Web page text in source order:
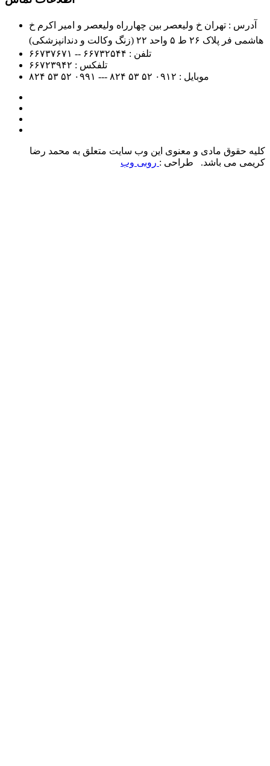
آدرس : تهران خ ولیعصر بین چهارراه ولیعصر و امیر اکرم خ
هاشمی فر پلاک ۲۶ ط ۵ واحد ۲۲ (زنگ وکالت و دندانپزشکی)
تلفن : ۶۶۷۳۲۵۴۴ -- ۶۶۷۳۷۶۷۱
تلفکس : ۶۶۷۲۳۹۴۲
موبایل : ۰۹۱۲ ۵۲ ۵۳ ۸۲۴ --- ۰۹۹۱ ۵۲ ۵۳ ۸۲۴
کلیه حقوق مادی و معنوی این وب سایت متعلق به محمد رضا
کریمی می باشد. طراحی : روبی وب